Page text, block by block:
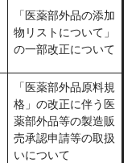
「医薬部外品の添加
物リストについて」
の一部改正について
「医薬部外品原料規
格」の改正に伴う医
薬部外品等の製造販
売承認申請等の取扱
いについて